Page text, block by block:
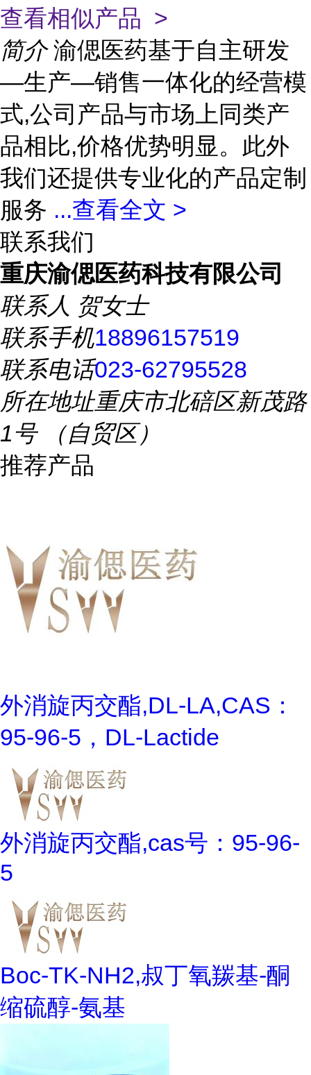
查看相似产品 >
简介 渝偲医药基于自主研发
—生产—销售一体化的经营模
式,公司产品与市场上同类产
品相比,价格优势明显。此外
我们还提供专业化的产品定制
服务 ...查看全文 >
联系我们
重庆渝偲医药科技有限公司
联系人 贺女士
联系手机18896157519
联系电话023-62795528
所在地址重庆市北碚区新茂路
1号 （自贸区）
推荐产品
外消旋丙交酯,DL-LA,CAS：
95-96-5，DL-Lactide
外消旋丙交酯,cas号：95-96-
5
Boc-TK-NH2,叔丁氧羰基-酮
缩硫醇-氨基